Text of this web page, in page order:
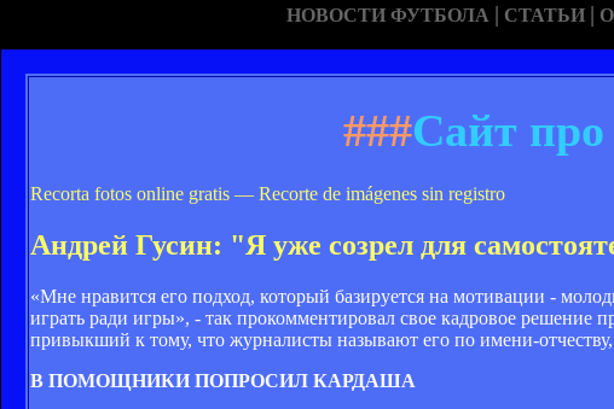
НОВОСТИ ФУТБОЛА | СТАТЬИ |
###Сайт
Recorta fotos online gratis — Recorte de imágenes sin registro
Андрей Гусин: "Я уже созрел для
«Мне нравится его подход, который базируется на мотивации -
играть ради игры», - так прокомментировал свое кадровое
привыкший к тому, что журналисты называют его по имени-
В ПОМОЩНИКИ ПОПРОСИЛ КАРДАША